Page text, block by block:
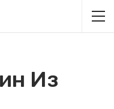
Из